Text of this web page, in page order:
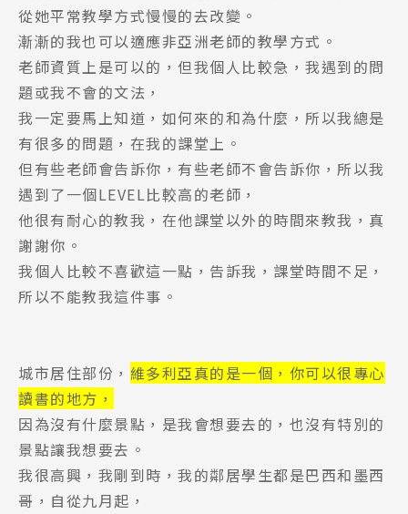
Latest News 最新消息
Promotion 最新優惠
從她平常教學方式慢慢的去改變。
漸漸的我也可以適應非亞洲老師的教學方式。
老師資質上是可以的，但我個人比較急，我遇到的問
題或我不會的文法，
我一定要馬上知道，如何來的和為什麼，所以我總是
有很多的問題，在我的課堂上。
但有些老師會告訴你，有些老師不會告訴你，所以我
遇到了一個LEVEL比較高的老師，
他很有耐心的教我，在他課堂以外的時間來教我，真
謝謝你。
我個人比較不喜歡這一點，告訴我，課堂時間不足，
所以不能教我這件事。
城市居住部份， 維多利亞真的是一個，你可以很專心
讀書的地方，
因為沒有什麼景點，是我會想要去的，也沒有特別的
景點讓我想要去。
我很高興，我剛到時，我的鄰居學生都是巴西和墨西
哥，自從九月起，